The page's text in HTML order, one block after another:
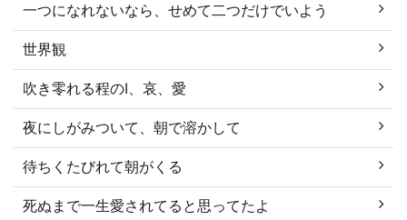
一つになれないなら、せめて二つだけでいよう
世界観
吹き零れる程のI、哀、愛
夜にしがみついて、朝で溶かして
待ちくたびれて朝がくる
死ぬまで一生愛されてると思ってたよ